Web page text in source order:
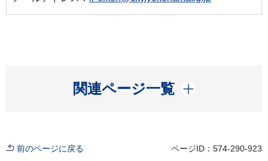
関連ページ一覧
開く
前のページに戻る ページID：574-290-923